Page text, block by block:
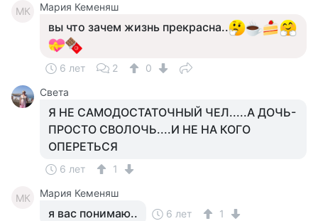
МК Мария Кеменяш
вы что зачем жизнь прекрасна..
6 лет 2
0
Света
Я НЕ САМОДОСТАТОЧНЫЙ ЧЕЛ.....А ДОЧЬ-
ПРОСТО СВОЛОЧЬ....И НЕ НА КОГО
ОПЕРЕТЬСЯ
6 лет 1
МК Мария Кеменяш
я вас понимаю.. 6 лет 1